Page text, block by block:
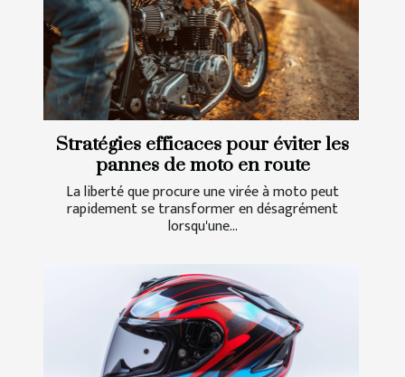
Stratégies efficaces pour éviter les
pannes de moto en route
La liberté que procure une virée à moto peut
rapidement se transformer en désagrément
lorsqu'une...